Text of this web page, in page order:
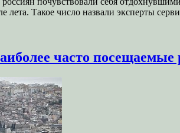
лета. Такое число назвали эксперты
часто посещаемые